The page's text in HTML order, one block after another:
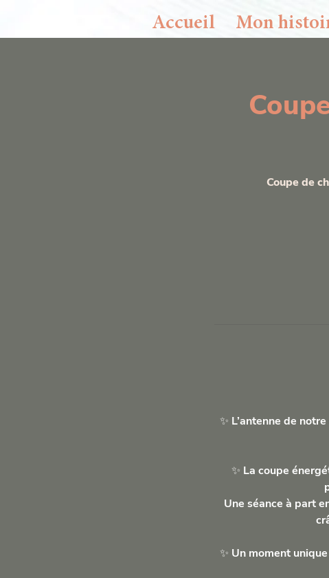
Accueil Mon
Si vous souhaitez
Coupe de
✨ L’antenne de
✨ La coupe
Une séance à part
✨ Un moment